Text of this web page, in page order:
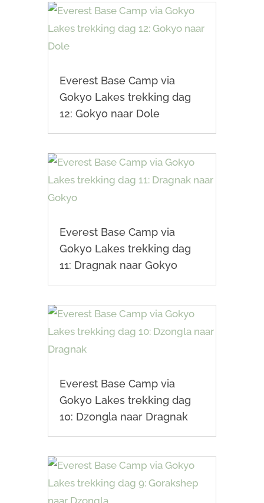
Everest Base Camp via
Gokyo Lakes trekking dag
12: Gokyo naar Dole
Everest Base Camp via
Gokyo Lakes trekking dag
11: Dragnak naar Gokyo
Everest Base Camp via
Gokyo Lakes trekking dag
10: Dzongla naar Dragnak